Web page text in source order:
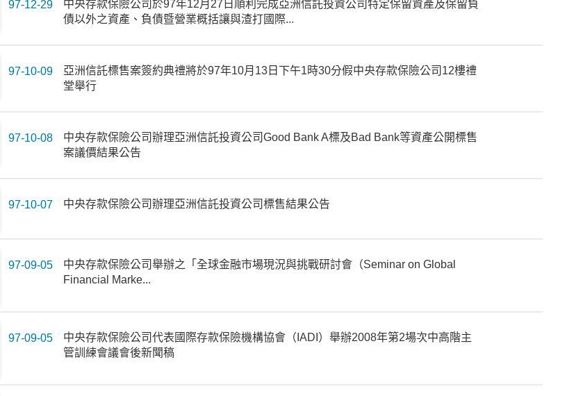
97-12-29
中央存款保險公司於97年12月27日順利完成亞洲信託投資公司特定保留資產及保留負
債以外之資產、負債暨營業概括讓與渣打國際...
97-10-09
亞洲信託標售案簽約典禮將於97年10月13日下午1時30分假中央存款保險公司12樓禮
堂舉行
97-10-08
中央存款保險公司辦理亞洲信託投資公司Good Bank A標及Bad Bank等資產公開標售
案議價結果公告
97-10-07 中央存款保險公司辦理亞洲信託投資公司標售結果公告
97-09-05
中央存款保險公司舉辦之「全球金融市場現況與挑戰研討會（Seminar on Global
Financial Marke...
97-09-05
中央存款保險公司代表國際存款保險機構協會（IADI）舉辦2008年第2場次中高階主
管訓練會議會後新聞稿